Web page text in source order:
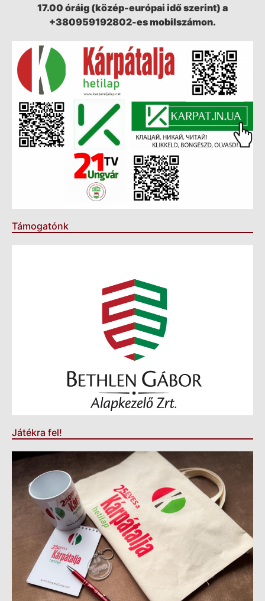
17.00 óráig (közép-európai idő szerint) a
+380959192802-es mobilszámon.
Támogatónk
Játékra fel!